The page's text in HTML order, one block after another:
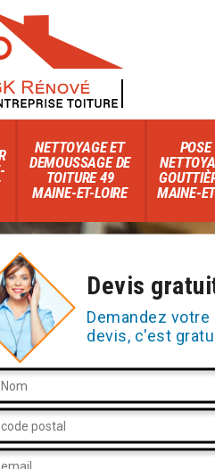
NETTOYAGE ET
DEMOUSSAGE DE
TOITURE 49
MAINE-ET-LOIRE
POSE
MAINE-
Devis
Demandez votre
devis, c'est